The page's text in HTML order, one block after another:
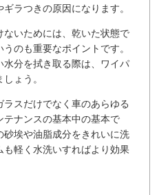
ラつきの原因になります。
いためには、乾いた状態で
のも重要なポイントです。
分を拭き取る際は、ワイパ
ょう。
スだけでなく車のあらゆる
ナンスの基本中の基本で
埃や油脂成分をきれいに洗
軽く水洗いすればより効果